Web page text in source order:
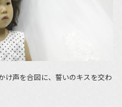
け声を合図に、誓いのキスを交わ